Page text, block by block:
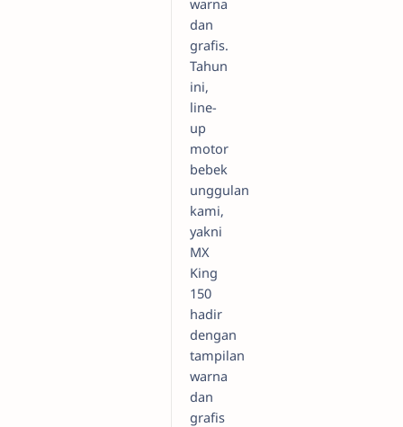
dan
grafis.
Tahun
ini,
line-
up
motor
bebek
unggulan
kami,
yakni
MX
King
150
hadir
dengan
tampilan
warna
dan
grafis